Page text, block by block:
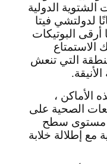
الشتوية الدولية
لدولتشي فيتا
البوتيكات
الاستمتاع
التي تنعش
،
الصحية على
متر فوق مستوى سطح
مع إطلالة خلابة